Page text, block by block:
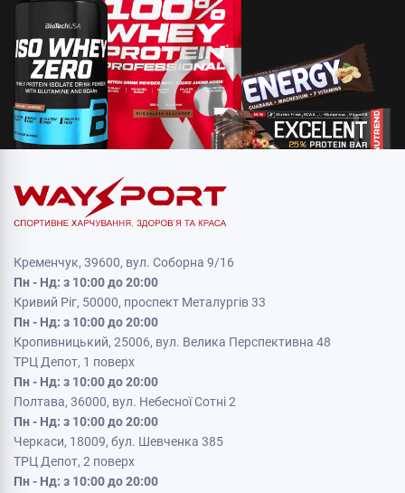
Кременчук, 39600, вул. Соборна 9/16
Пн - Нд: з 10:00 до 20:00
Кривий Ріг, 50000, проспект Металургів 33
Пн - Нд: з 10:00 до 20:00
Кропивницький, 25006, вул. Велика Перспективна 48
ТРЦ Депот, 1 поверх
Пн - Нд: з 10:00 до 20:00
Полтава, 36000, вул. Небесної Сотні 2
Пн - Нд: з 10:00 до 20:00
Черкаси, 18009, бул. Шевченка 385
ТРЦ Депот, 2 поверх
Пн - Нд: з 10:00 до 20:00